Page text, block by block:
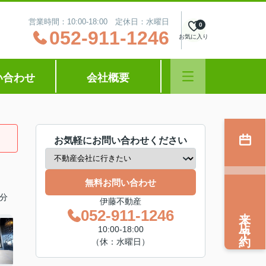
営業時間：10:00‐18:00 定休日：水曜日
052-911-1246 お気に入り
0
合わせ 会社概要
お気軽にお問い合わせください
無料お問い合わせ
伊藤不動産
052-911-1246
10:00‐18:00
（休：水曜日）
来店予約